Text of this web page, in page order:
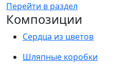
Перейти в раздел
Композиции
Сердца из цветов
Шляпные коробки